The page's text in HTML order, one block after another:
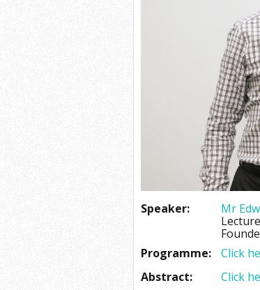
Speaker:
Mr
Programme:
Click
Abstract:
Click